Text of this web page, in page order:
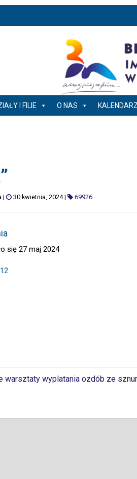
I FILIE O NAS KALENDARZ
| 30 kwietnia, 2024| 69926
się 27 maj 2024
warsztaty wyplatania ozdób ze